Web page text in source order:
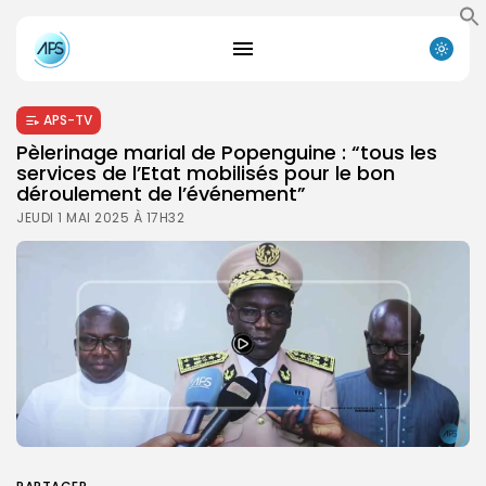
APS-TV
Pèlerinage marial de Popenguine : “tous les
services de l’Etat mobilisés pour le bon
déroulement de l’événement”
JEUDI 1 MAI 2025 À 17H32